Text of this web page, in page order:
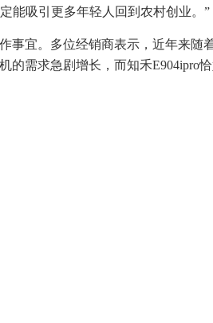
能吸引更多年轻人回到农村创业。”
事宜。多位经销商表示，近年来随
的需求急剧增长，而知禾E904ipro